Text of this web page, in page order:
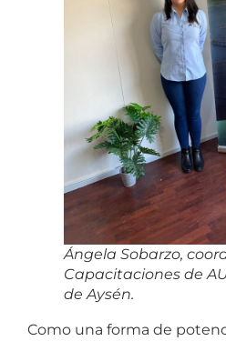
Ángela Sobarzo,
Capacitaciones de
de Aysén.
Como una forma de